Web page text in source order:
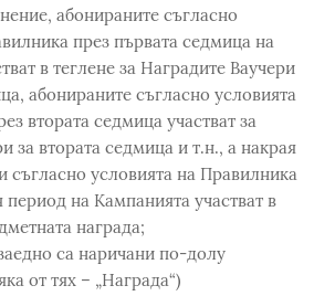
абонираните съгласно
през първата седмица на
в теглене за Наградите Ваучери
абонираните съгласно условията
втората седмица участват за
за втората седмица и т.н., а накрая
съгласно условията на Правилника
период на Кампанията участват в
награда;
са наричани по-долу
от тях – „Награда“)